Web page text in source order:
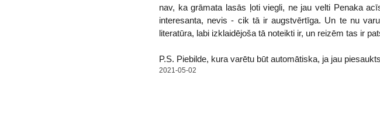
nav, ka grāmata lasās ļoti viegli, ne jau velti Penaka
interesanta, nevis - cik tā ir augstvērtīga. Un te nu
literatūra, labi izklaidējoša tā noteikti ir, un reizēm tas ir
P.S. Piebilde, kura varētu būt automātiska, ja jau
2021-05-02